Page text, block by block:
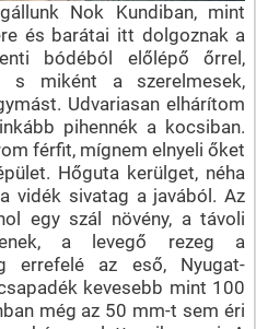
Nok Kundiban, mint
és barátai itt dolgoznak a
bódéból előlépő őrrel,
s miként a szerelmesek,
Udvariasan elhárítom
pihennék a kocsiban.
férfit, mígnem elnyeli őket
Hőguta kerülget, néha
vidék sivatag a javából. Az
egy szál növény, a távoli
a levegő rezeg a
errefelé az eső, Nyugat-
kevesebb mint 100
még az 50 mm-t sem éri